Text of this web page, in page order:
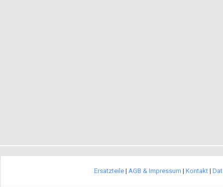
Ersatzteile| AGB & Impressum | Kontakt|